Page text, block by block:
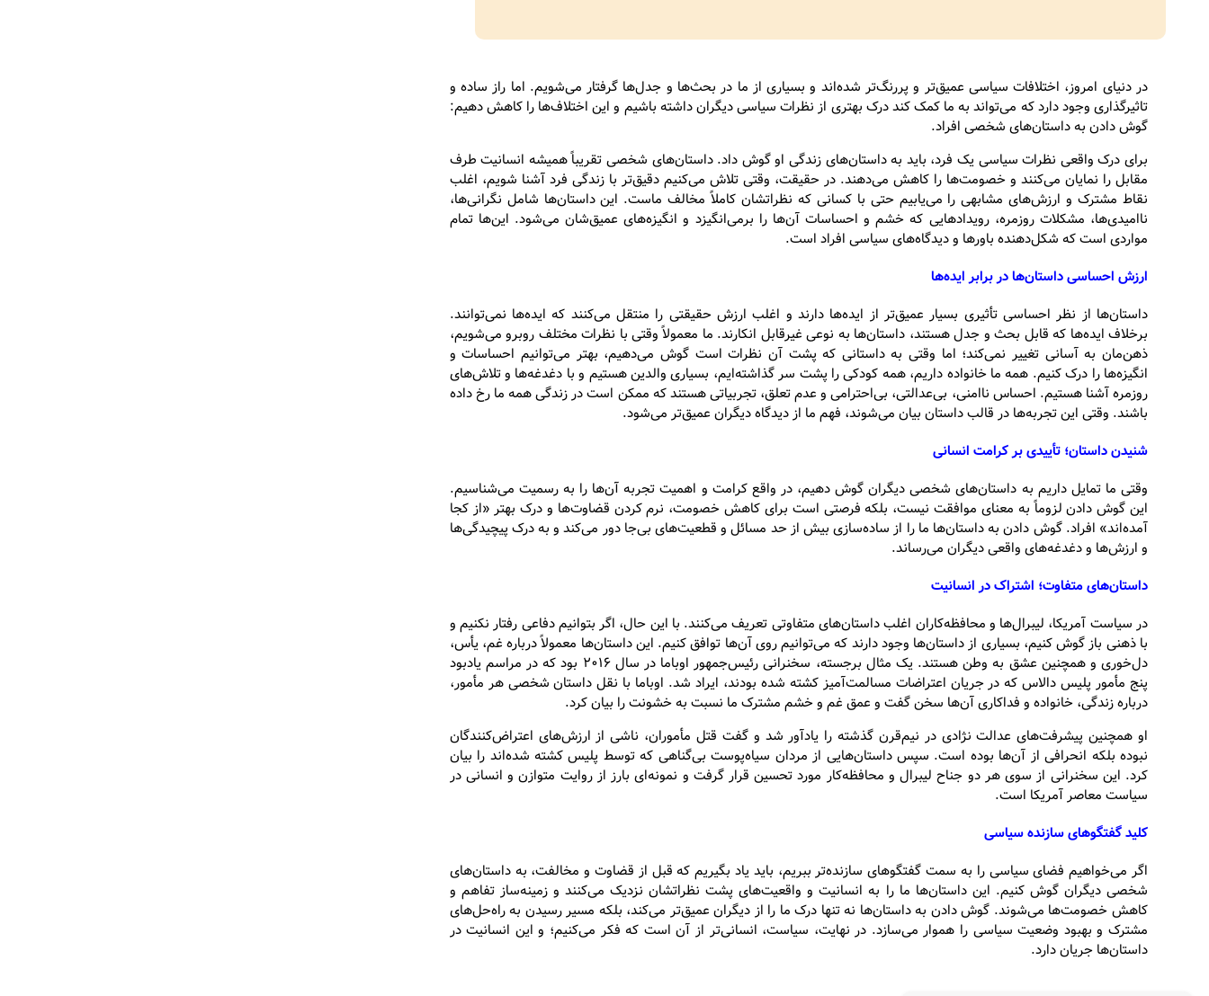
در دنیای امروز، اختلافات سیاسی عمیق‌تر و پررنگ‌تر شده‌اند و بسیاری از ما در بحث‌ها و جدل‌ها گرفتار می‌شویم. اما راز ساده و
تاثیرگذاری وجود دارد که می‌تواند به ما کمک کند درک بهتری از نظرات سیاسی دیگران داشته باشیم و این اختلاف‌ها را کاهش دهیم:
گوش دادن به داستان‌های شخصی افراد.
برای درک واقعی نظرات سیاسی یک فرد، باید به داستان‌های زندگی او گوش داد. داستان‌های شخصی تقریباً همیشه انسانیت طرف
مقابل را نمایان می‌کنند و خصومت‌ها را کاهش می‌دهند. در حقیقت، وقتی تلاش می‌کنیم دقیق‌تر با زندگی فرد آشنا شویم، اغلب
نقاط مشترک و ارزش‌های مشابهی را می‌یابیم حتی با کسانی که نظراتشان کاملاً مخالف ماست. این داستان‌ها شامل نگرانی‌ها،
ناامیدی‌ها، مشکلات روزمره، رویدادهایی که خشم و احساسات آن‌ها را برمی‌انگیزد و انگیزه‌های عمیق‌شان می‌شود. این‌ها تمام
مواردی است که شکل‌دهنده باورها و دیدگاه‌های سیاسی افراد است.
ارزش احساسی داستان‌ها در برابر ایده‌ها
داستان‌ها از نظر احساسی تأثیری بسیار عمیق‌تر از ایده‌ها دارند و اغلب ارزش حقیقتی را منتقل می‌کنند که ایده‌ها نمی‌توانند.
برخلاف ایده‌ها که قابل بحث و جدل هستند، داستان‌ها به نوعی غیرقابل انکارند. ما معمولاً وقتی با نظرات مختلف روبرو می‌شویم،
ذهن‌مان به آسانی تغییر نمی‌کند؛ اما وقتی به داستانی که پشت آن نظرات است گوش می‌دهیم، بهتر می‌توانیم احساسات و
انگیزه‌ها را درک کنیم. همه ما خانواده داریم، همه کودکی را پشت سر گذاشته‌ایم، بسیاری والدین هستیم و با دغدغه‌ها و تلاش‌های
روزمره آشنا هستیم. احساس ناامنی، بی‌عدالتی، بی‌احترامی و عدم تعلق، تجربیاتی هستند که ممکن است در زندگی همه ما رخ داده
باشند. وقتی این تجربه‌ها در قالب داستان بیان می‌شوند، فهم ما از دیدگاه دیگران عمیق‌تر می‌شود.
شنیدن داستان؛ تأییدی بر کرامت انسانی
وقتی ما تمایل داریم به داستان‌های شخصی دیگران گوش دهیم، در واقع کرامت و اهمیت تجربه آن‌ها را به رسمیت می‌شناسیم.
این گوش دادن لزوماً به معنای موافقت نیست، بلکه فرصتی است برای کاهش خصومت، نرم کردن قضاوت‌ها و درک بهتر «از کجا
آمده‌اند» افراد. گوش دادن به داستان‌ها ما را از ساده‌سازی بیش از حد مسائل و قطعیت‌های بی‌جا دور می‌کند و به درک پیچیدگی‌ها
و ارزش‌ها و دغدغه‌های واقعی دیگران می‌رساند.
داستان‌های متفاوت؛ اشتراک در انسانیت
در سیاست آمریکا، لیبرال‌ها و محافظه‌کاران اغلب داستان‌های متفاوتی تعریف می‌کنند. با این حال، اگر بتوانیم دفاعی رفتار نکنیم و
با ذهنی باز گوش کنیم، بسیاری از داستان‌ها وجود دارند که می‌توانیم روی آن‌ها توافق کنیم. این داستان‌ها معمولاً درباره غم، یأس،
دل‌خوری و همچنین عشق به وطن هستند. یک مثال برجسته، سخنرانی رئیس‌جمهور اوباما در سال ۲۰۱۶ بود که در مراسم یادبود
پنج مأمور پلیس دالاس که در جریان اعتراضات مسالمت‌آمیز کشته شده بودند، ایراد شد. اوباما با نقل داستان شخصی هر مأمور،
درباره زندگی، خانواده و فداکاری آن‌ها سخن گفت و عمق غم و خشم مشترک ما نسبت به خشونت را بیان کرد.
او همچنین پیشرفت‌های عدالت نژادی در نیم‌قرن گذشته را یادآور شد و گفت قتل مأموران، ناشی از ارزش‌های اعتراض‌کنندگان
نبوده بلکه انحرافی از آن‌ها بوده است. سپس داستان‌هایی از مردان سیاه‌پوست بی‌گناهی که توسط پلیس کشته شده‌اند را بیان
کرد. این سخنرانی از سوی هر دو جناح لیبرال و محافظه‌کار مورد تحسین قرار گرفت و نمونه‌ای بارز از روایت متوازن و انسانی در
سیاست معاصر آمریکا است.
کلید گفتگوهای سازنده سیاسی
اگر می‌خواهیم فضای سیاسی را به سمت گفتگوهای سازنده‌تر ببریم، باید یاد بگیریم که قبل از قضاوت و مخالفت، به داستان‌های
شخصی دیگران گوش کنیم. این داستان‌ها ما را به انسانیت و واقعیت‌های پشت نظراتشان نزدیک می‌کنند و زمینه‌ساز تفاهم و
کاهش خصومت‌ها می‌شوند. گوش دادن به داستان‌ها نه تنها درک ما را از دیگران عمیق‌تر می‌کند، بلکه مسیر رسیدن به راه‌حل‌های
مشترک و بهبود وضعیت سیاسی را هموار می‌سازد. در نهایت، سیاست، انسانی‌تر از آن است که فکر می‌کنیم؛ و این انسانیت در
داستان‌ها جریان دارد.